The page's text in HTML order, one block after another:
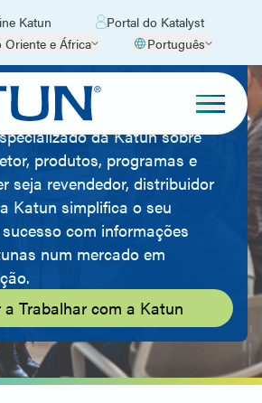
Katun
Portal do Katalyst
Oriente e África
Português
sobre o mercado de
graças ao
da Katun sobre
produtos, programas e
seja revendedor, distribuidor
Katun simplifica o seu
com informações
num mercado em
a Trabalhar com a Katun